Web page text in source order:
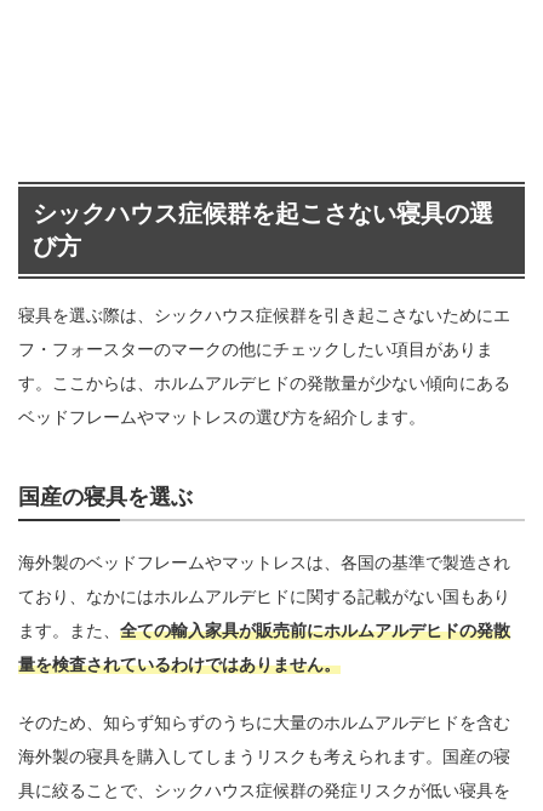
シックハウス症候群を起こさない寝具の選
び方
寝具を選ぶ際は、シックハウス症候群を引き起こさないためにエ
フ・フォースターのマークの他にチェックしたい項目がありま
す。ここからは、ホルムアルデヒドの発散量が少ない傾向にある
ベッドフレームやマットレスの選び方を紹介します。
国産の寝具を選ぶ
海外製のベッドフレームやマットレスは、各国の基準で製造され
ており、なかにはホルムアルデヒドに関する記載がない国もあり
ます。また、 全ての輸入家具が販売前にホルムアルデヒドの発散
量を検査されているわけではありません。
そのため、知らず知らずのうちに大量のホルムアルデヒドを含む
海外製の寝具を購入してしまうリスクも考えられます。国産の寝
具に絞ることで、シックハウス症候群の発症リスクが低い寝具を